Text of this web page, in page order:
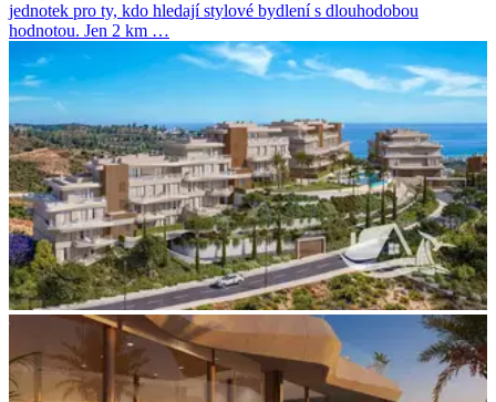
jednotek pro ty, kdo hledají stylové bydlení s dlouhodobou
hodnotou. Jen 2 km …